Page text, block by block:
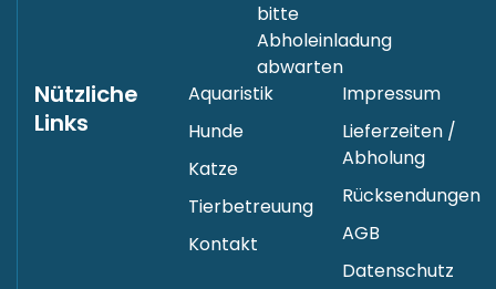
bitte
Abholeinladung
abwarten
Nützliche
Links
Aquaristik
Hunde
Katze
Tierbetreuung
Kontakt
Impressum
Lieferzeiten /
Abholung
Rücksendungen
AGB
Datenschutz